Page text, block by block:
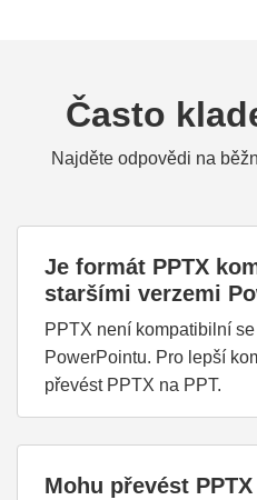
Často
Najděte odpovědi na
Je formát PPTX
staršími verzemi
PPTX není kompatibilní
PowerPointu. Pro lepší
převést PPTX na PPT.
Mohu převést